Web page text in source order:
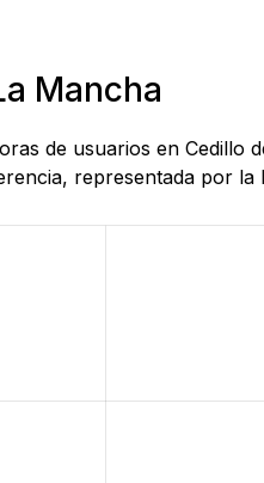
Mancha
de usuarios en Cedillo
representada por la